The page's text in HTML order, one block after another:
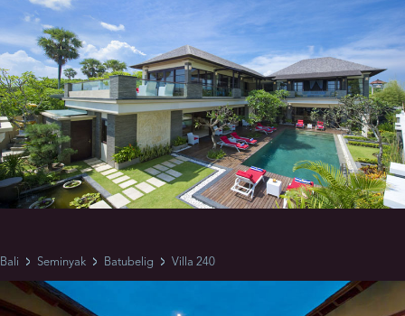
Bali Seminyak Batubelig Villa 240